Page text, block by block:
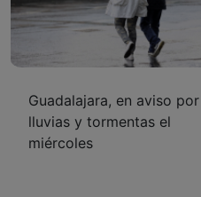
Guadalajara, en aviso por
lluvias y tormentas el
miércoles